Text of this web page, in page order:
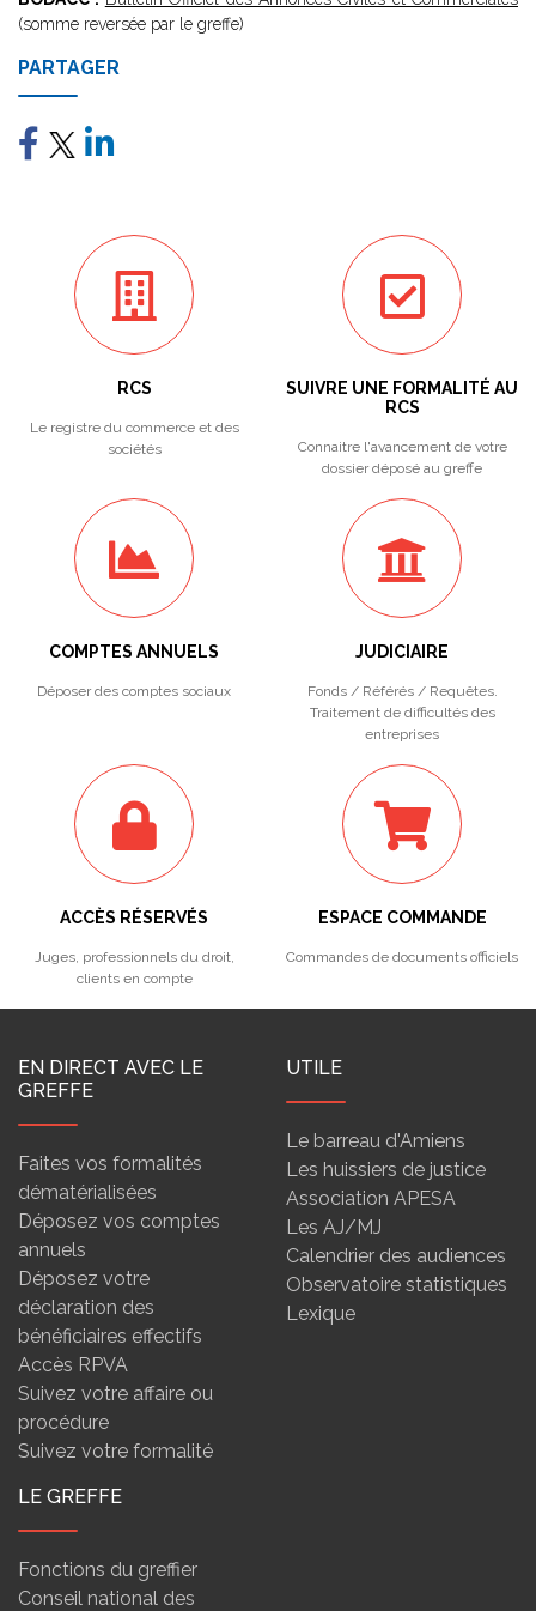
(somme reversée par le greffe)
PARTAGER
RCS
Le registre du commerce et des
sociétés
SUIVRE UNE FORMALITÉ AU
RCS
Connaitre l'avancement de votre
dossier déposé au greffe
COMPTES ANNUELS
Déposer des comptes sociaux
JUDICIAIRE
Fonds / Référés / Requêtes.
Traitement de difficultés des
entreprises
ACCÈS RÉSERVÉS
Juges, professionnels du droit,
clients en compte
ESPACE COMMANDE
Commandes de documents officiels
EN DIRECT AVEC LE
GREFFE
Faites vos formalités
dématérialisées
Déposez vos comptes
annuels
Déposez votre
déclaration des
bénéficiaires effectifs
Accès RPVA
Suivez votre affaire ou
procédure
Suivez votre formalité
UTILE
Le barreau d'Amiens
Les huissiers de justice
Association APESA
Les AJ/MJ
Calendrier des audiences
Observatoire statistiques
Lexique
LE GREFFE
Fonctions du greffier
Conseil national des